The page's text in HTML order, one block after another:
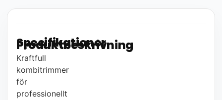
Produktbeskrivning
Kraftfull
kombitrimmer
för
professionellt
Specifikationer